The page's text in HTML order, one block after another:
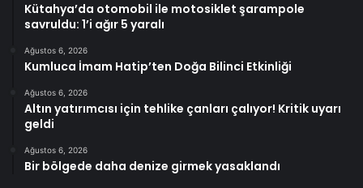
Kütahya’da otomobil ile motosiklet şarampole
savruldu: 1’i ağır 5 yaralı
Ağustos 6, 2026
Kumluca İmam Hatip’ten Doğa Bilinci Etkinliği
Ağustos 6, 2026
Altın yatırımcısı için tehlike çanları çalıyor! Kritik uyarı
geldi
Ağustos 6, 2026
Bir bölgede daha denize girmek yasaklandı